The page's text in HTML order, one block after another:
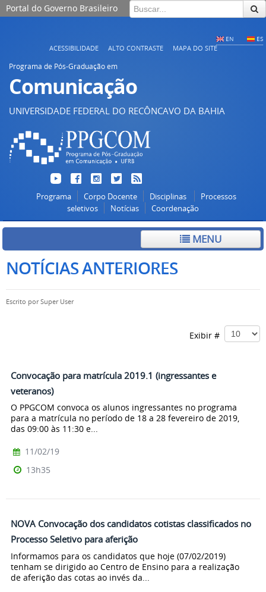
Portal do Governo Brasileiro
EN ES
ACESSIBILIDADE ALTO CONTRASTE MAPA DO SITE
Programa de Pós-Graduação em
Comunicação
UNIVERSIDADE FEDERAL DO RECÔNCAVO DA BAHIA
Programa Corpo Docente Disciplinas
Processos
seletivos
Notícias Coordenação
MENU
NOTÍCIAS ANTERIORES
Escrito porSuper User
Exibir #
Convocação para matrícula 2019.1 (ingressantes e
veteranos)
O PPGCOM convoca os alunos ingressantes no programa
para a matrícula no período de 18 a 28 fevereiro de 2019,
das 09:00 às 11:30 e...
11/02/19
13h35
NOVA Convocação dos candidatos cotistas classificados no
Processo Seletivo para aferição
Informamos para os candidatos que hoje (07/02/2019)
tenham se dirigido ao Centro de Ensino para a realização
de aferição das cotas ao invés da...